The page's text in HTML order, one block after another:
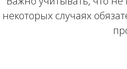
некоторых случаях